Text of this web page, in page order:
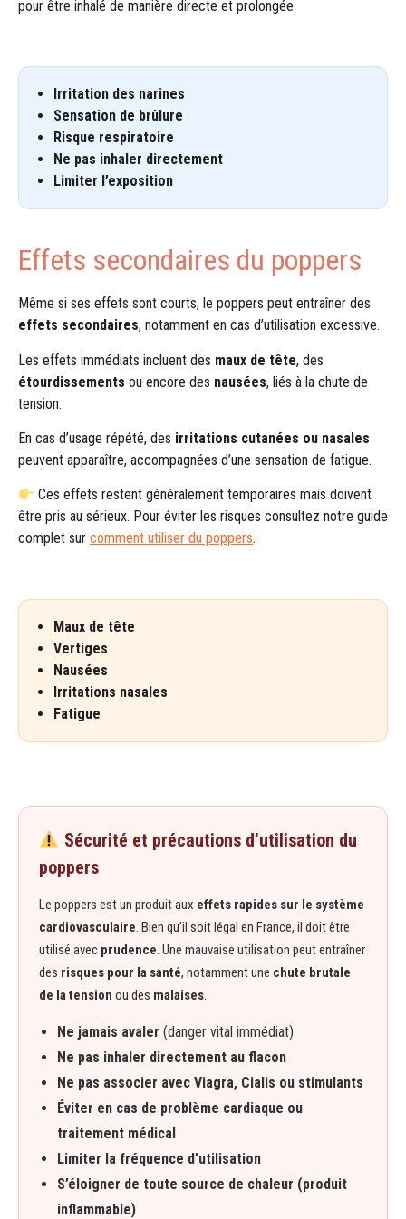
pour être inhalé de manière directe et prolongée.
Irritation des narines
Sensation de brûlure
Risque respiratoire
Ne pas inhaler directement
Limiter l’exposition
Effets secondaires du poppers
Même si ses effets sont courts, le poppers peut entraîner des
effets secondaires, notamment en cas d’utilisation excessive.
Les effets immédiats incluent des maux de tête, des
étourdissements ou encore des nausées, liés à la chute de
tension.
En cas d’usage répété, des irritations cutanées ou nasales
peuvent apparaître, accompagnées d’une sensation de fatigue.
Ces effets restent généralement temporaires mais doivent
être pris au sérieux. Pour éviter les risques consultez notre guide
complet sur comment utiliser du poppers.
Maux de tête
Vertiges
Nausées
Irritations nasales
Fatigue
Sécurité et précautions d’utilisation du
poppers
Le poppers est un produit aux effets rapides sur le système
cardiovasculaire. Bien qu’il soit légal en France, il doit être
utilisé avec prudence. Une mauvaise utilisation peut entraîner
des risques pour la santé, notamment une chute brutale
de la tension ou des malaises.
Ne jamais avaler (danger vital immédiat)
Ne pas inhaler directement au flacon
Ne pas associer avec Viagra, Cialis ou stimulants
Éviter en cas de problème cardiaque ou
traitement médical
Limiter la fréquence d’utilisation
S’éloigner de toute source de chaleur (produit
inflammable)